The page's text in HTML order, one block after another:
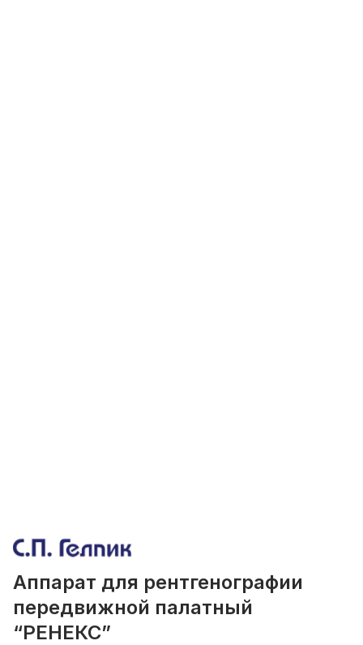
Аппарат для рентгенографии
передвижной палатный
“РЕНЕКС”